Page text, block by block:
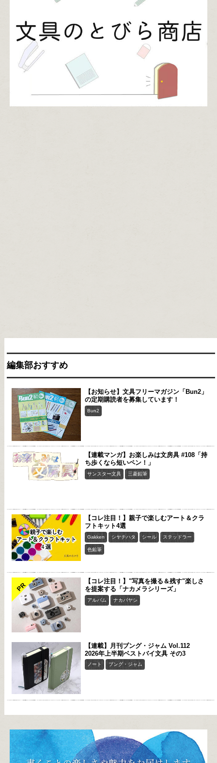
編集部おすすめ
【お知らせ】文具フリーマガジン「Bun2」
の定期購読者を募集しています！
Bun2
【連載マンガ】お楽しみは文房具 #108「持
ち歩くなら短いペン！」
サンスター文具 三菱鉛筆
【コレ注目！】親子で楽しむアート＆クラ
フトキット4選
Gakken シヤチハタ シール ステッドラー
色鉛筆
PR
【コレ注目！】"写真を撮る＆残す"楽しさ
を提案する「ナカメラシリーズ」
アルバム ナカバヤシ
【連載】月刊ブング・ジャム Vol.112
2026年上半期ベストバイ文具 その3
ノート ブング・ジャム